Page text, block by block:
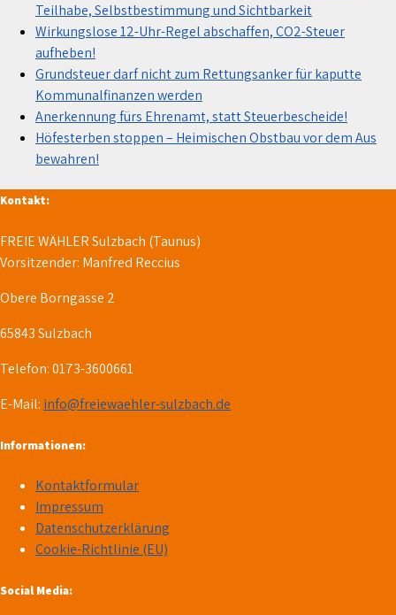
Teilhabe, Selbstbestimmung und Sichtbarkeit
Wirkungslose 12-Uhr-Regel abschaffen, CO2-Steuer
aufheben!
Grundsteuer darf nicht zum Rettungsanker für kaputte
Kommunalfinanzen werden
Anerkennung fürs Ehrenamt, statt Steuerbescheide!
Höfesterben stoppen – Heimischen Obstbau vor dem Aus
bewahren!
Kontakt:
FREIE WÄHLER Sulzbach (Taunus)
Vorsitzender: Manfred Reccius
Obere Borngasse 2
65843 Sulzbach
Telefon: 0173-3600661
E-Mail: info@freiewaehler-sulzbach.de
Informationen:
Kontaktformular
Impressum
Datenschutzerklärung
Cookie-Richtlinie (EU)
Social Media: